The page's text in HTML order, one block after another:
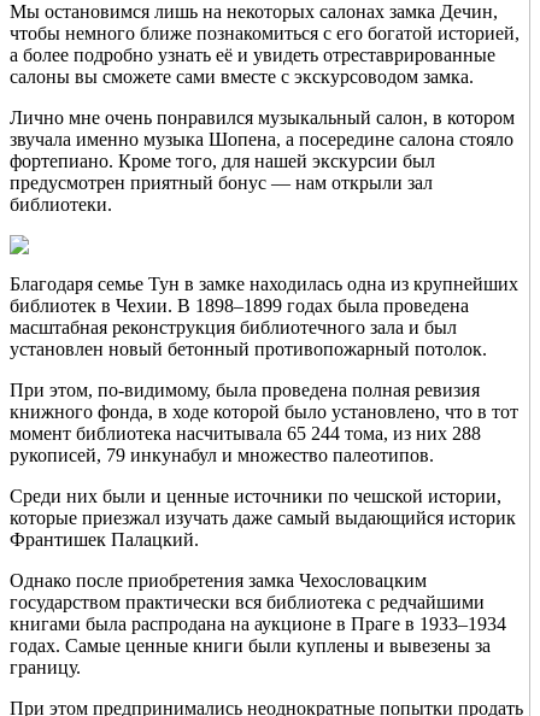
Мы остановимся лишь на некоторых салонах замка Дечин,
чтобы немного ближе познакомиться с его богатой историей,
а более подробно узнать её и увидеть отреставрированные
салоны вы сможете сами вместе с экскурсоводом замка.
Лично мне очень понравился музыкальный салон, в котором
звучала именно музыка Шопена, а посередине салона стояло
фортепиано. Кроме того, для нашей экскурсии был
предусмотрен приятный бонус — нам открыли зал
библиотеки.
Благодаря семье Тун в замке находилась одна из крупнейших
библиотек в Чехии. В 1898–1899 годах была проведена
масштабная реконструкция библиотечного зала и был
установлен новый бетонный противопожарный потолок.
При этом, по-видимому, была проведена полная ревизия
книжного фонда, в ходе которой было установлено, что в тот
момент библиотека насчитывала 65 244 тома, из них 288
рукописей, 79 инкунабул и множество палеотипов.
Среди них были и ценные источники по чешской истории,
которые приезжал изучать даже самый выдающийся историк
Франтишек Палацкий.
Однако после приобретения замка Чехословацким
государством практически вся библиотека с редчайшими
книгами была распродана на аукционе в Праге в 1933–1934
годах. Самые ценные книги были куплены и вывезены за
границу.
При этом предпринимались неоднократные попытки продать